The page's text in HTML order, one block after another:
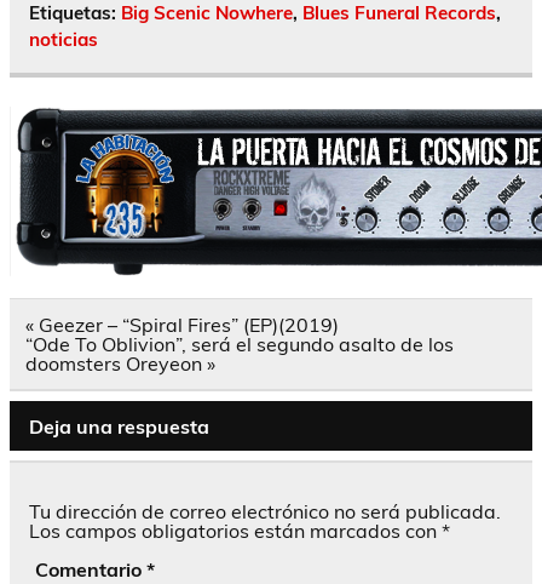
Etiquetas: Big Scenic Nowhere, Blues Funeral Records,
noticias
Navegación
de
entradas
« Geezer – “Spiral Fires” (EP)(2019)
“Ode To Oblivion”, será el segundo asalto de los
doomsters Oreyeon »
Deja una respuesta
Tu dirección de correo electrónico no será publicada.
Los campos obligatorios están marcados con *
Comentario *